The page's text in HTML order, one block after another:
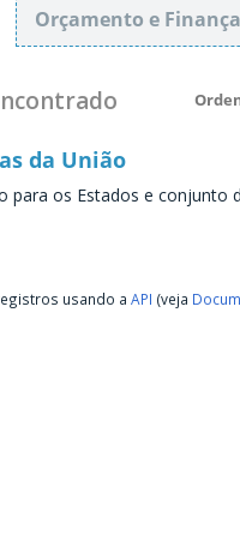
Orçamento e
da União
para os Estados e conjunto
usando a API (veja